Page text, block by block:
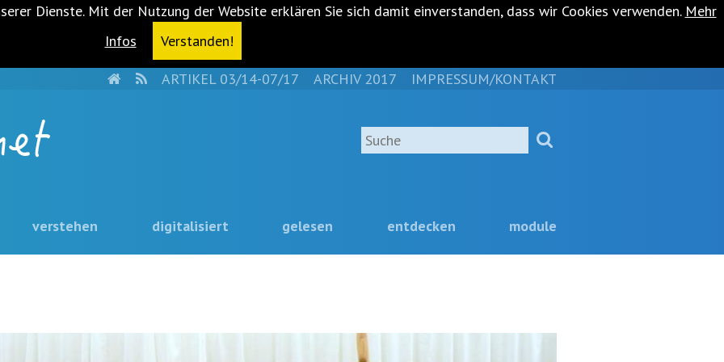
Dienste. Mit der Nutzung der Website erklären Sie sich damit einverstanden, dass wir Cookies verwenden. Mehr
Infos
Verstanden!
HOMERSSARTIKEL 03/14-07/17 ARCHIV 2017 IMPRESSUM/KONTAKT
Suche
verstehen digitalisiert gelesen entdecken module